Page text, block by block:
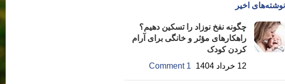
نوشته‌های اخیر
چگونه نفخ نوزاد را تسکین دهیم؟
راهکارهای مؤثر و خانگی برای آرام
کردن کودک
12 خرداد 1404
1 Comment